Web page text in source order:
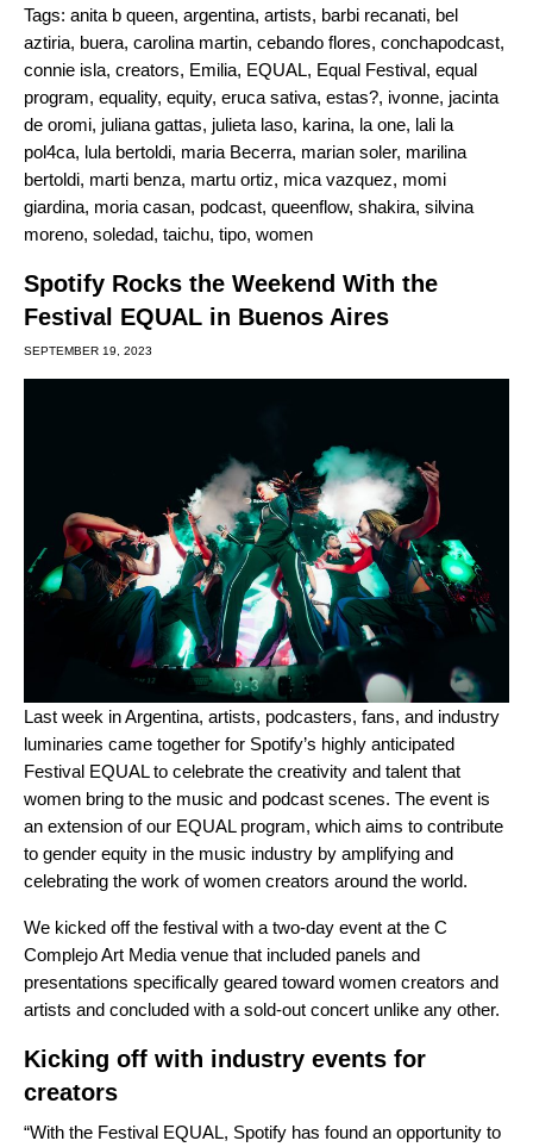
Tags: anita b queen, argentina, artists, barbi recanati, bel
aztiria, buera, carolina martin, cebando flores, conchapodcast,
connie isla, creators, Emilia, EQUAL, Equal Festival, equal
program, equality, equity, eruca sativa, estas?, ivonne, jacinta
de oromi, juliana gattas, julieta laso, karina, la one, lali la
pol4ca, lula bertoldi, maria Becerra, marian soler, marilina
bertoldi, marti benza, martu ortiz, mica vazquez, momi
giardina, moria casan, podcast, queenflow, shakira, silvina
moreno, soledad, taichu, tipo, women
Spotify Rocks the Weekend With the
Festival EQUAL in Buenos Aires
SEPTEMBER 19, 2023
Last week in Argentina, artists, podcasters, fans, and industry
luminaries came together for Spotify’s highly anticipated
Festival EQUALto celebrate the creativity and talent that
women bring to the music and podcast scenes. The event is
an extension of our EQUAL program, which aims to contribute
to gender equity in the music industry by amplifying and
celebrating the work of women creators around the world.
We kicked off the festival with a two-day event at the C
Complejo Art Media venue that included panels and
presentations specifically geared toward women creators and
artists and concluded with a sold-out concert unlike any other.
Kicking off with industry events for
creators
“With the Festival EQUAL, Spotify has found an opportunity to